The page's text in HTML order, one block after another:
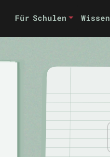
Für Schulen Wissen